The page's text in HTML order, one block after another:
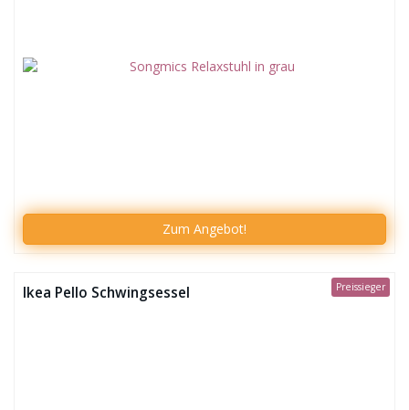
Zum Angebot!
Preissieger
Ikea Pello Schwingsessel